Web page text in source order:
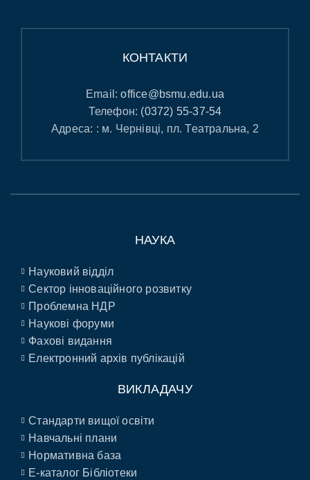
КОНТАКТИ
Email:office@bsmu.edu.ua
Телефон: (0372) 55-37-54
Адреса: : м. Чернівці, пл. Театральна, 2
НАУКА
Науковий відділ
Сектор інноваційного розвитку
Проблемна НДР
Наукові форуми
Фахові видання
Електронний архів публікацій
ВИКЛАДАЧУ
Стандарти вищої освіти
Навчальні плани
Нормативна база
E-каталог Бібліотеки